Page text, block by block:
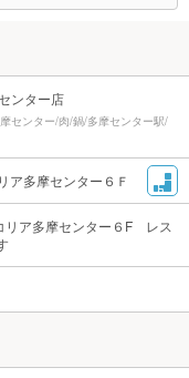
ンター店
センター/肉/鍋/多摩センター駅/
ア多摩センター６Ｆ
ア多摩センター６F レス